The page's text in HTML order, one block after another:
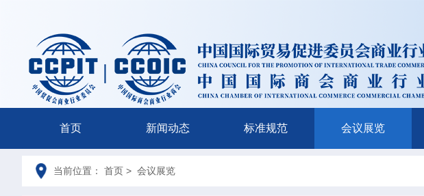
首页 新闻动态 标准规范 会议展览
当前位置： 首页 > 会议展览